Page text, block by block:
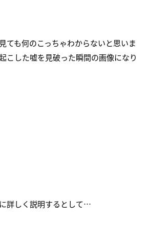
ても何のこっちゃわからないと思いま
こした嘘を見破った瞬間の画像になり
詳しく説明するとして…